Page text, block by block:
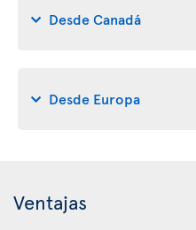
Desde Canadá
Desde Europa
Ventajas